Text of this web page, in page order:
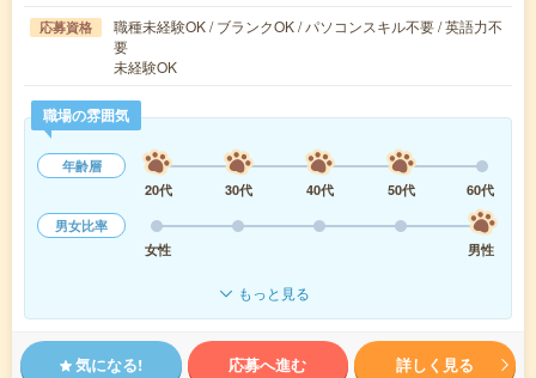
応募資格
職種未経験OK / ブランクOK / パソコンスキル不要 / 英語力不
要
未経験OK
職場の雰囲気
年齢層
20代
30代 40代 50代
60代
男女比率
女性
男性
もっと見る
気になる! 応募へ進む 詳しく見る